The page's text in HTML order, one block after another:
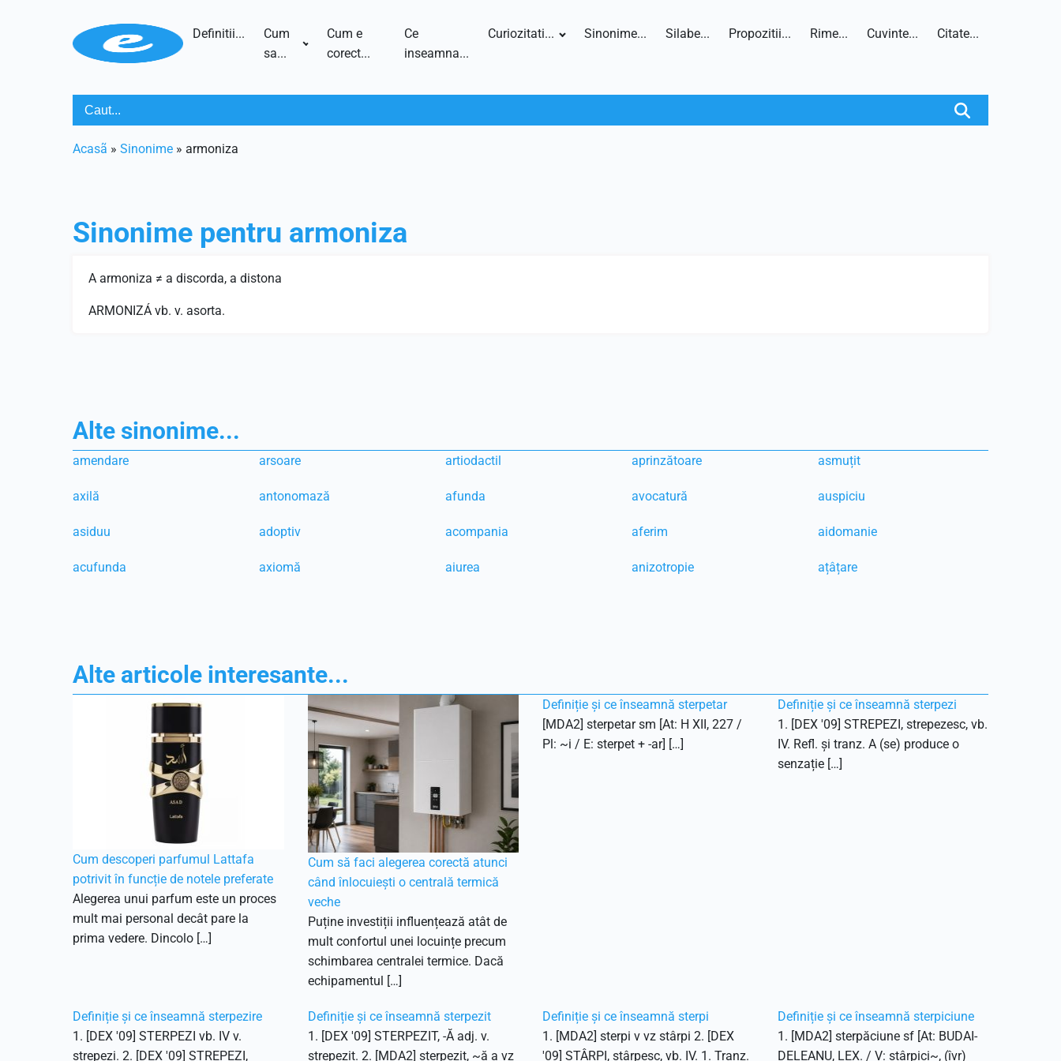
Definitii...
Cum
sa...
Cum e
corect...
Ce
inseamna...
Curiozitati... Sinonime... Silabe... Propozitii... Rime... Cuvinte... Citate...
Acasã » Sinonime » armoniza
Sinonime pentru armoniza
A armoniza ≠ a discorda, a distona
ARMONIZÁ vb. v. asorta.
Alte sinonime...
amendare arsoare artiodactil aprinzătoare asmuțit
axilă antonomază afunda avocatură auspiciu
asiduu adoptiv acompania aferim aidomanie
acufunda axiomă aiurea anizotropie ațâțare
Alte articole interesante...
Cum descoperi parfumul Lattafa
potrivit în funcție de notele preferate
Alegerea unui parfum este un proces
mult mai personal decât pare la
prima vedere. Dincolo […]
Cum să faci alegerea corectă atunci
când înlocuiești o centrală termică
veche
Puține investiții influențează atât de
mult confortul unei locuințe precum
schimbarea centralei termice. Dacă
echipamentul […]
Definiție și ce înseamnă sterpetar
[MDA2] sterpetar sm [At: H XII, 227 /
Pl: ~i / E: sterpet + -ar] […]
Definiție și ce înseamnă sterpezi
1. [DEX '09] STREPEZI, strepezesc, vb.
IV. Refl. și tranz. A (se) produce o
senzație […]
Definiție și ce înseamnă sterpezire
1. [DEX '09] STERPEZI vb. IV v.
strepezi. 2. [DEX '09] STREPEZI,
Definiție și ce înseamnă sterpezit
1. [DEX '09] STERPEZIT, -Ă adj. v.
strepezit. 2. [MDA2] sterpezit, ~ă a vz
Definiție și ce înseamnă sterpi
1. [MDA2] sterpi v vz stârpi 2. [DEX
'09] STÂRPI, stârpesc, vb. IV. 1. Tranz.
Definiție și ce înseamnă sterpiciune
1. [MDA2] sterpăciune sf [At: BUDAI-
DELEANU, LEX. / V: stârpici~, (îvr)